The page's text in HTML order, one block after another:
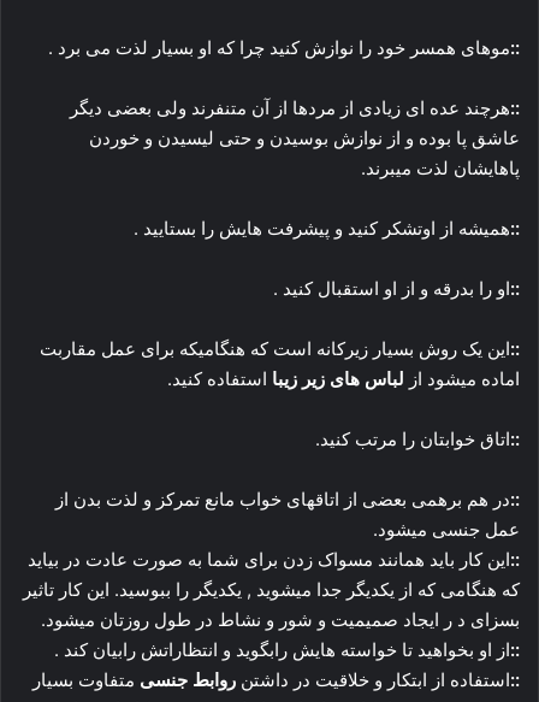
::موهای همسر خود را نوازش کنید چرا که او بسیار لذت می برد .
::هرچند عده ای زیادی از مردها از آن متنفرند ولی بعضی دیگر
عاشق پا بوده و از نوازش بوسیدن و حتی لیسیدن و خوردن
پاهایشان لذت میبرند.
::همیشه از اوتشکر کنید و پیشرفت هایش را بستایید .
::او را بدرقه و از او استقبال کنید .
::این یک روش بسیار زیرکانه است که هنگامیکه برای عمل مقاربت
اماده میشود از لباس های زیر زیبا استفاده کنید.
::اتاق خوابتان را مرتب کنید.
::در هم برهمی بعضی از اتاقهای خواب مانع تمرکز و لذت بدن از
عمل جنسی میشود.
::این کار باید همانند مسواک زدن برای شما به صورت عادت در بیاید
که هنگامی که از یکدیگر جدا میشوید , یکدیگر را ببوسید. این کار تاثیر
بسزای د ر ایجاد صمیمیت و شور و نشاط در طول روزتان میشود.
::از او بخواهید تا خواسته هایش رابگوید و انتظاراتش رابیان کند .
::استفاده از ابتكار و خلاقيت در داشتن روابط جنسی متفاوت بسيار